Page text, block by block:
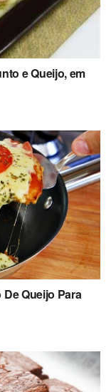
e Queijo, em
Queijo Para